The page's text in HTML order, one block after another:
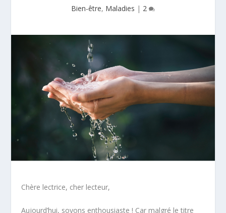
Bien-être, Maladies | 2
Chère lectrice, cher lecteur,
Aujourd’hui, soyons enthousiaste ! Car malgré le titre